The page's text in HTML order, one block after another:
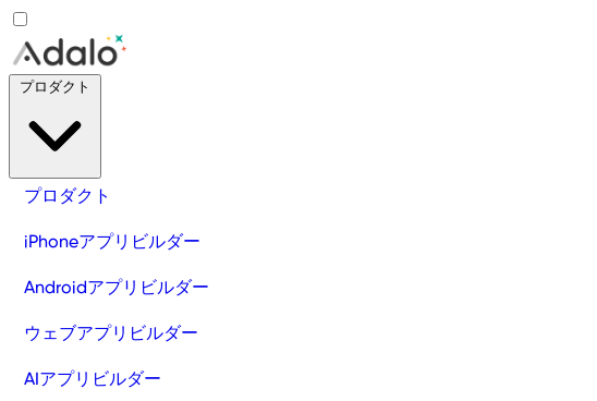
プロダクト
iPhoneアプリビルダー
Androidアプリビルダー
ウェブアプリビルダー
AIアプリビルダー